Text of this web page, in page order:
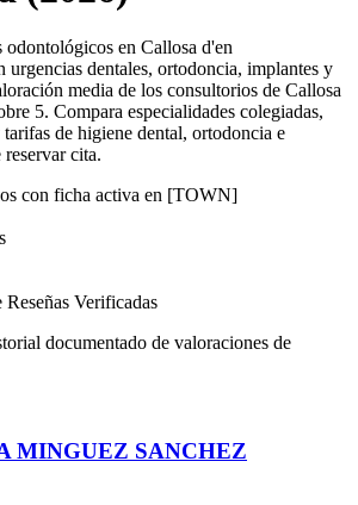
en Callosa d'en
urgencias dentales, ortodoncia, implantes y
media de los consultorios de Callosa
5. Compara especialidades colegiadas,
de higiene dental, ortodoncia e
cita.
con ficha activa en [TOWN]
Verificadas
documentado de valoraciones de
MINGUEZ SANCHEZ